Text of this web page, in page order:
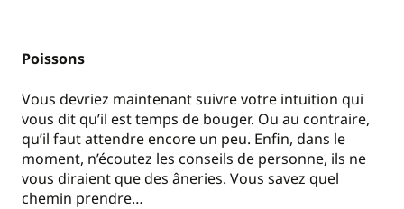
Poissons
Vous devriez maintenant suivre votre intuition qui
vous dit qu’il est temps de bouger. Ou au contraire,
qu’il faut attendre encore un peu. Enfin, dans le
moment, n’écoutez les conseils de personne, ils ne
vous diraient que des âneries. Vous savez quel
chemin prendre…